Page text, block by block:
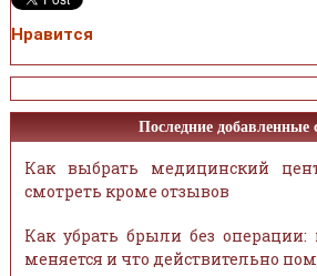
Нравится
Последние добавленные
Как выбрать медицинский
смотреть кроме отзывов
Как убрать брыли без
меняется и что действительно